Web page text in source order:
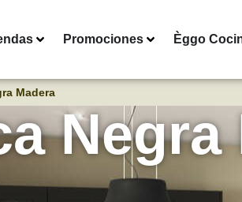
Promociones Èggo
Madera
Negra